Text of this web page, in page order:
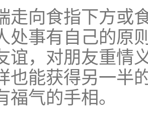
走向食指下方或
处事有自己的原
谊，对朋友重情
也能获得另一半
福气的手相。